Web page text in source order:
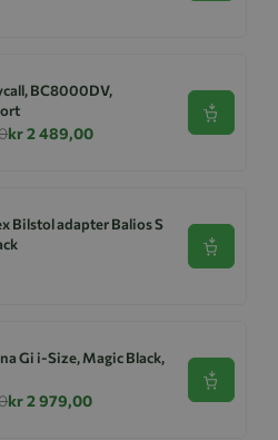
BC8000DV,
kr 2 489,00
Se
Bilstol adapter Balios S
Se
Gi i-Size, Magic Black,
kr 2 979,00
Se